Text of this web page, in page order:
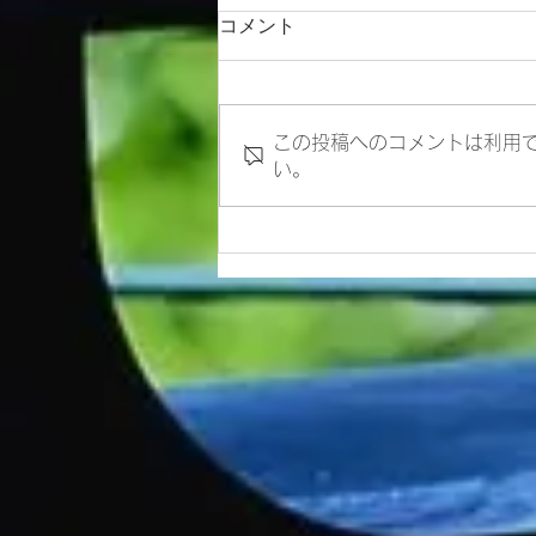
紳士服におけるスマホポケッ
コメント
この投稿へのコメントは利用
い。